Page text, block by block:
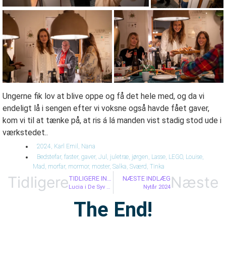
Ungerne fik lov at blive oppe og få det hele med, og da vi
endeligt lå i sengen efter vi voksne også havde fået gaver,
kom vi til at tænke på, at ris á lá manden vist stadig stod ude i
værkstedet..
2024, Karl Emil , Nana
Bedstefar, faster, gaver, Jul , juletræ, jørgen, Lasse, LEGO, Louise,
Mad, morfar, mormor, moster, Salka, Sværd, Tinka
Tidligere TIDLIGERE INDLÆG
Lucia i De Syv Have
NÆSTE INDLÆG
Nytår 2024 Næste
The End!